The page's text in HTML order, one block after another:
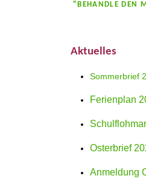
"BEHANDLE DEN
Aktuelles
Sommerbrief
Ferienplan
Osterbrief
Anmeldung